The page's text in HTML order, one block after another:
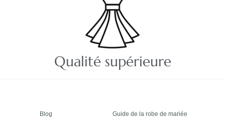
Qualité supérieure
Blog Guide de la robe de mariée